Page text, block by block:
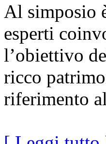
Al simposio
esperti
l’obiettivo
ricco
riferimento